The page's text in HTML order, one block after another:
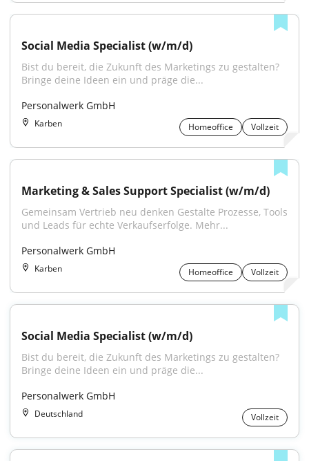
Social Media Specialist (w/m/d)
Bist du bereit, die Zukunft des Marketings zu gestalten?
Bringe deine Ideen ein und präge die...
Personalwerk GmbH
Karben Homeoffice Vollzeit
Marketing & Sales Support Specialist (w/m/d)
Gemeinsam Vertrieb neu denken Gestalte Prozesse, Tools
und Leads für echte Verkaufserfolge. Mehr...
Personalwerk GmbH
Karben Homeoffice Vollzeit
Social Media Specialist (w/m/d)
Bist du bereit, die Zukunft des Marketings zu gestalten?
Bringe deine Ideen ein und präge die...
Personalwerk GmbH
Deutschland Vollzeit